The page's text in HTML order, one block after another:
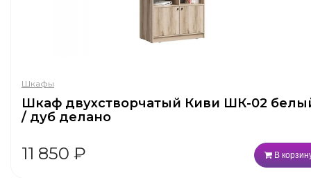
Шкафы
Шкаф двухстворчатый Киви ШК-02
/ дуб делано
11 850 ₽ В